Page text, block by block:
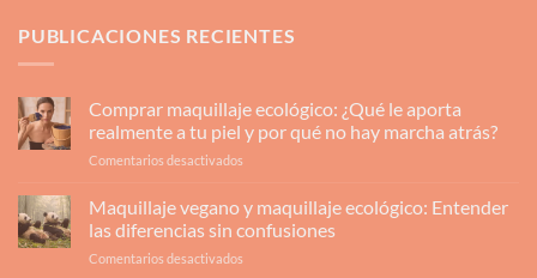
PUBLICACIONES RECIENTES
Comprar maquillaje ecológico: ¿Qué le aporta
realmente a tu piel y por qué no hay marcha atrás?
Comentarios desactivados
ecológico:
¿Qué
Maquillaje vegano y maquillaje ecológico: Entender
las diferencias sin confusiones
Comentarios desactivados